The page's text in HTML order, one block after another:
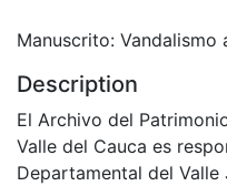
Manuscrito: Vandalismo
Description
El Archivo del
Valle del Cauca es
Departamental del